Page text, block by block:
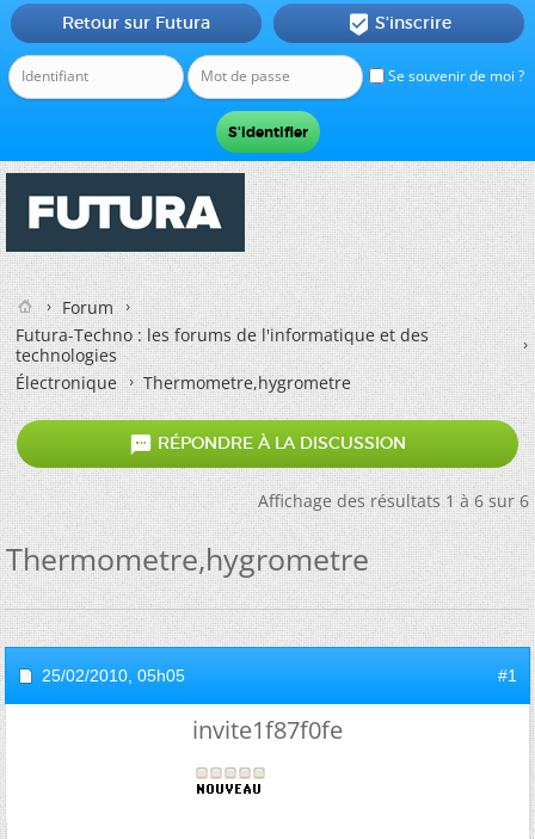
Se souvenir de moi ?
Retour sur Futura  S'inscrire
Forum
Futura-Techno : les forums de l'informatique et des
technologies
Électronique
Thermometre,hygrometre
 RÉPONDRE À LA DISCUSSION
Affichage des résultats 1 à 6 sur 6
Thermometre,hygrometre
25/02/2010, 05h05 #1
invite1f87f0fe